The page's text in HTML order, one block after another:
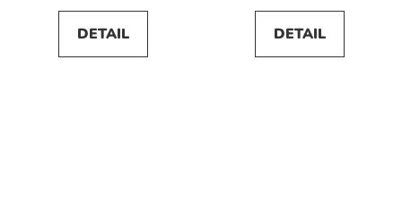
DETAIL DETAIL